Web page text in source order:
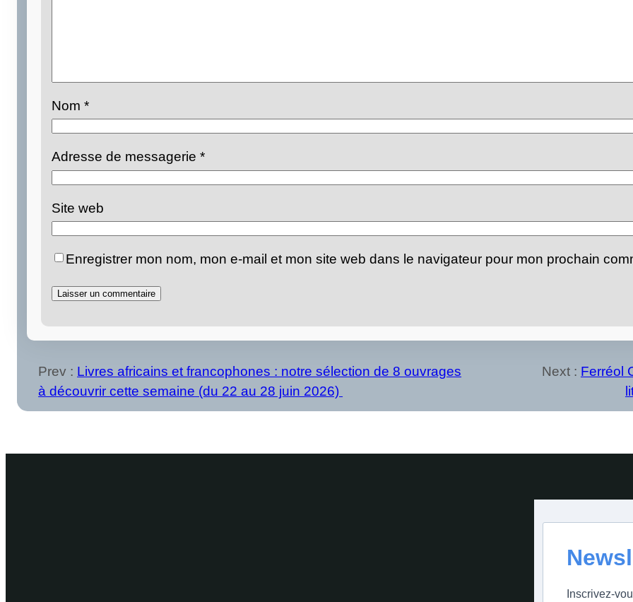
Nom*
Adresse de messagerie*
Site web
Enregistrer mon nom, mon e-mail et mon site web dans le navigateur pour mon prochain
Prev : Livres africains et francophones : notre sélection de 8 ouvrages
à découvrir cette semaine (du 22 au 28 juin 2026)
Next : Ferréol
Inscrivez-